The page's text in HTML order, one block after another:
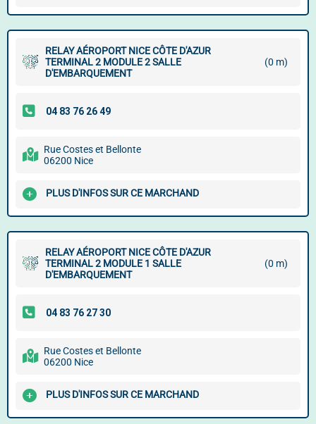
RELAY AÉROPORT NICE CÔTE D'AZUR
TERMINAL 2 MODULE 2 SALLE
D'EMBARQUEMENT
(0 m)
Rue Costes et Bellonte
06200 Nice
PLUS D'INFOS SUR CE MARCHAND
RELAY AÉROPORT NICE CÔTE D'AZUR
TERMINAL 2 MODULE 1 SALLE
D'EMBARQUEMENT
(0 m)
Rue Costes et Bellonte
06200 Nice
PLUS D'INFOS SUR CE MARCHAND